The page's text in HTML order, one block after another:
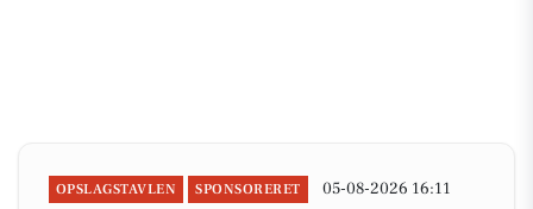
OPSLAGSTAVLEN SPONSORERET 05-08-2026 16:11